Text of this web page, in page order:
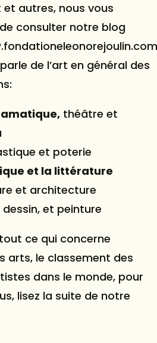
autres, nous vous
consulter notre blog
de l’art en général des
théâtre et
et poterie
et la littérature
et architecture
dessin, et peinture
ce qui concerne
arts, le classement des
dans le monde, pour
lisez la suite de notre